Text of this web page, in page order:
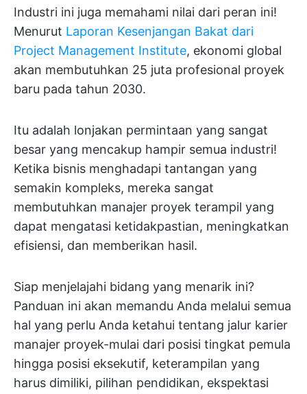
Industri ini juga memahami nilai dari peran ini!
Menurut Laporan Kesenjangan Bakat dari
Project Management Institute, ekonomi global
akan membutuhkan 25 juta profesional proyek
baru pada tahun 2030.
Itu adalah lonjakan permintaan yang sangat
besar yang mencakup hampir semua industri!
Ketika bisnis menghadapi tantangan yang
semakin kompleks, mereka sangat
membutuhkan manajer proyek terampil yang
dapat mengatasi ketidakpastian, meningkatkan
efisiensi, dan memberikan hasil.
Siap menjelajahi bidang yang menarik ini?
Panduan ini akan memandu Anda melalui semua
hal yang perlu Anda ketahui tentang jalur karier
manajer proyek-mulai dari posisi tingkat pemula
hingga posisi eksekutif, keterampilan yang
harus dimiliki, pilihan pendidikan, ekspektasi